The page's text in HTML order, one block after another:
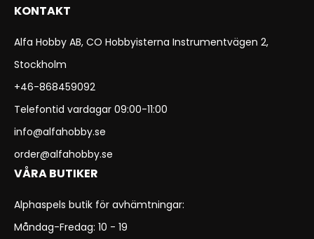
KONTAKT
Alfa Hobby AB, CO Hobbyisterna Instrumentvägen 2,
Stockholm
+46-868459092
Telefontid vardagar 09:00-11:00
info@alfahobby.se
order@alfahobby.se
VÅRA BUTIKER
Alphaspels butik för avhämtningar:
Måndag-Fredag: 10 - 19